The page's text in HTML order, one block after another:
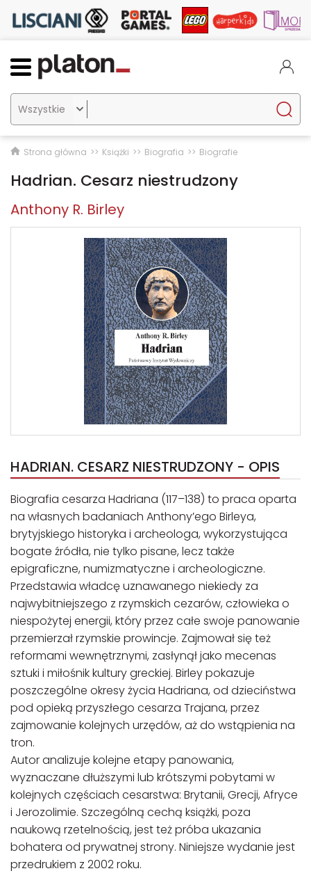

Strona główna Książki Biografia Biografie
Hadrian. Cesarz niestrudzony
Anthony R. Birley
HADRIAN. CESARZ NIESTRUDZONY - OPIS
Biografia cesarza Hadriana (117–138) to praca oparta
na własnych badaniach Anthony’ego Birleya,
brytyjskiego historyka i archeologa, wykorzystująca
bogate źródła, nie tylko pisane, lecz także
epigraficzne, numizmatyczne i archeologiczne.
Przedstawia władcę uznawanego niekiedy za
najwybitniejszego z rzymskich cezarów, człowieka o
niespożytej energii, który przez całe swoje panowanie
przemierzał rzymskie prowincje. Zajmował się też
reformami wewnętrznymi, zasłynął jako mecenas
sztuki i miłośnik kultury greckiej. Birley pokazuje
poszczególne okresy życia Hadriana, od dzieciństwa
pod opieką przyszłego cesarza Trajana, przez
zajmowanie kolejnych urzędów, aż do wstąpienia na
tron.
Autor analizuje kolejne etapy panowania,
wyznaczane dłuższymi lub krótszymi pobytami w
kolejnych częściach cesarstwa: Brytanii, Grecji, Afryce
i Jerozolimie. Szczególną cechą książki, poza
naukową rzetelnością, jest też próba ukazania
bohatera od prywatnej strony. Niniejsze wydanie jest
przedrukiem z 2002 roku.